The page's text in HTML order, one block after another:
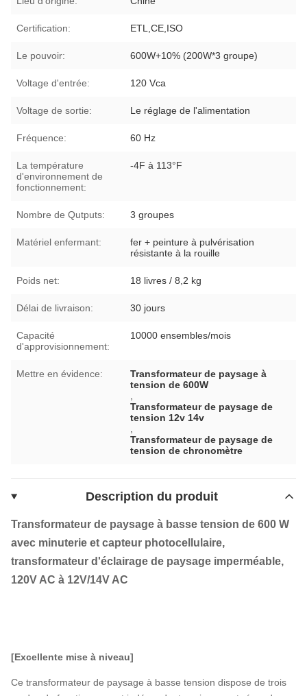
Certification: ETL,CE,ISO
Le pouvoir: 600W+10% (200W*3 groupe)
Voltage d'entrée: 120 Vca
Voltage de sortie: Le réglage de l'alimentation
Fréquence: 60 Hz
La température
d'environnement de
fonctionnement:
-4F à 113°F
Nombre de Qutputs: 3 groupes
Matériel enfermant:
fer + peinture à pulvérisation
résistante à la rouille
Poids net: 18 livres / 8,2 kg
Délai de livraison: 30 jours
Capacité
d'approvisionnement:
10000 ensembles/mois
Mettre en évidence:
Transformateur de paysage à
tension de 600W
Transformateur de paysage de
tension 12v 14v
Transformateur de paysage de
tension de chronomètre
Description du produit
Transformateur de paysage à basse tension de 600 W
avec minuterie et capteur photocellulaire,
transformateur d'éclairage de paysage imperméable,
120V AC à 12V/14V AC
[Excellente mise à niveau]
Ce transformateur de paysage à basse tension dispose de trois